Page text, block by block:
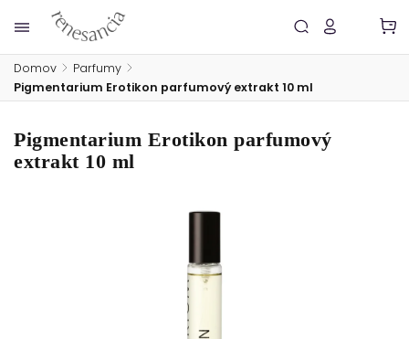
Domov / Parfumy /
Pigmentarium Erotikon parfumový extrakt 10 ml
Pigmentarium Erotikon parfumový
extrakt 10 ml